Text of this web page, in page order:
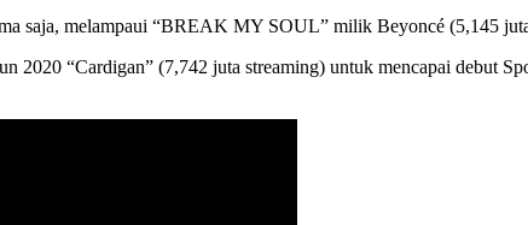
saja, melampaui “BREAK MY SOUL” milik Beyoncé (5,145
2020 “Cardigan” (7,742 juta streaming) untuk mencapai debut